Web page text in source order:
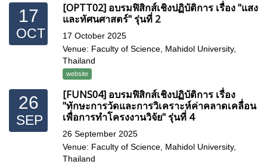
17
OCT
[OPTT02] อบรมฟิสิกส์เชิงปฏิบัติการ เรื่อง "แสง
และทัศนศาสตร์" รุ่นที่ 2
17 October 2025
Venue: Faculty of Science, Mahidol University,
Thailand
website
26
SEP
[FUNS04] อบรมฟิสิกส์เชิงปฏิบัติการ เรื่อง
"ทักษะการวัดและการวิเคราะห์ค่าคลาดเคลื่อน
เพื่อการทำโครงงานวิจัย" รุ่นที่ 4
26 September 2025
Venue: Faculty of Science, Mahidol University,
Thailand